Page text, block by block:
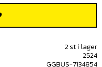
2 st i lager
2524
GGBUS-7134854